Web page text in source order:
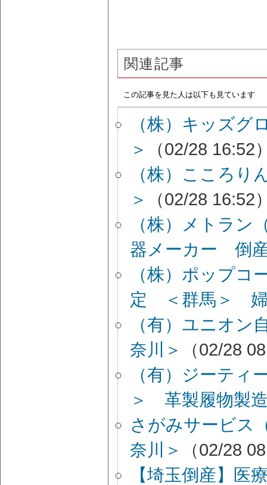
関連記事
この記事を見た人は以下も見ています
（株）キッズ
＞
（02/28 16:52
（株）こころ
＞
（02/28 16:52
（株）メトラ
器メーカー 倒
（株）ポップコ
定 ＜群馬＞ 婦
（有）ユニオ
奈川＞
（02/28
（有）ジーテ
＞ 革製履物製
さがみサービス
奈川＞
（02/28
【埼玉倒産】医